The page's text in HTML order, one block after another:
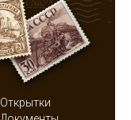
Открытки